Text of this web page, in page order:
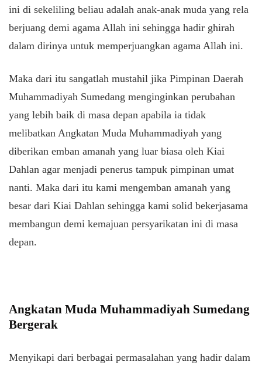
ini di sekeliling beliau adalah anak-anak muda yang rela
berjuang demi agama Allah ini sehingga hadir ghirah
dalam dirinya untuk memperjuangkan agama Allah ini.
Maka dari itu sangatlah mustahil jika Pimpinan Daerah
Muhammadiyah Sumedang menginginkan perubahan
yang lebih baik di masa depan apabila ia tidak
melibatkan Angkatan Muda Muhammadiyah yang
diberikan emban amanah yang luar biasa oleh Kiai
Dahlan agar menjadi penerus tampuk pimpinan umat
nanti. Maka dari itu kami mengemban amanah yang
besar dari Kiai Dahlan sehingga kami solid bekerjasama
membangun demi kemajuan persyarikatan ini di masa
depan.
Angkatan Muda Muhammadiyah Sumedang
Bergerak
Menyikapi dari berbagai permasalahan yang hadir dalam